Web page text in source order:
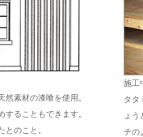
素材の漆喰を使用。
ることもできます。
とのこと。
施工
タタ
ょ
チの